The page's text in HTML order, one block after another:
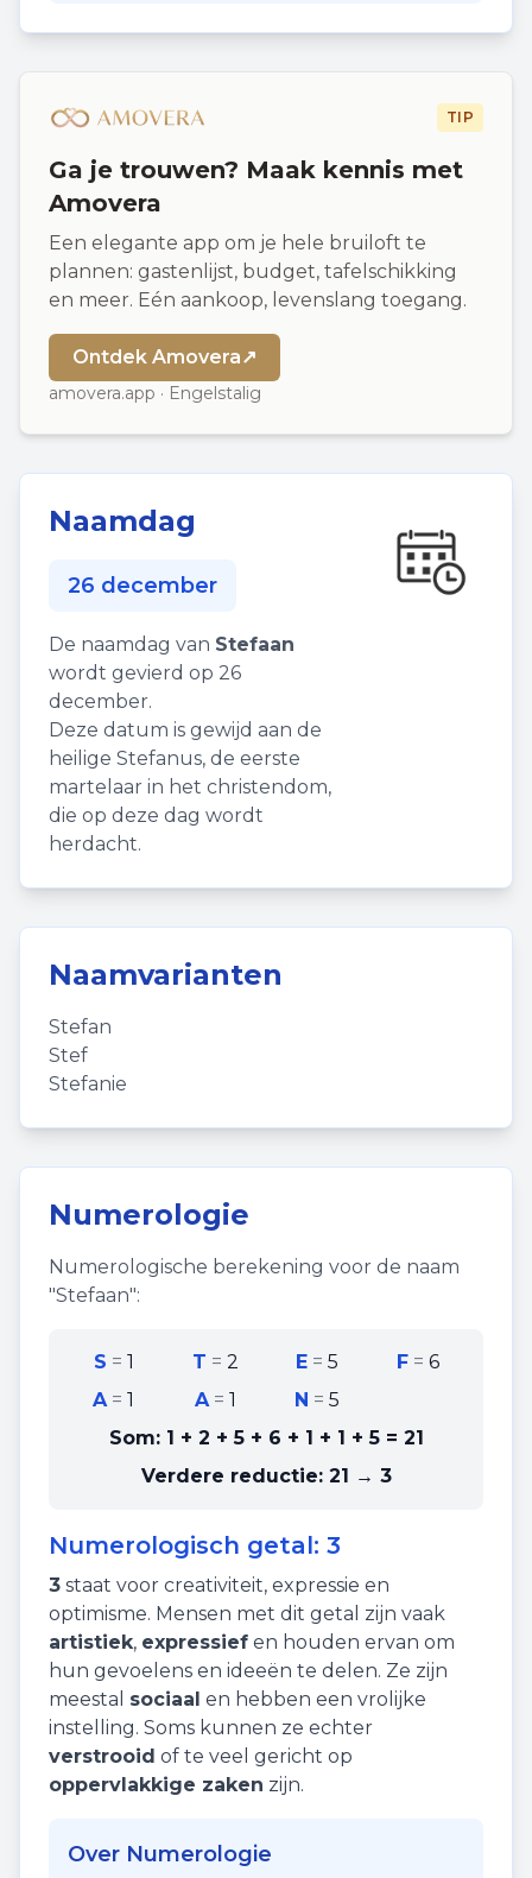
TIP
Ga je trouwen? Maak kennis met
Amovera
Een elegante app om je hele bruiloft te
plannen: gastenlijst, budget, tafelschikking
en meer. Eén aankoop, levenslang toegang.
Ontdek Amovera↗
amovera.app · Engelstalig
Naamdag
26 december
De naamdag van Stefaan
wordt gevierd op 26
december.
Deze datum is gewijd aan de
heilige Stefanus, de eerste
martelaar in het christendom,
die op deze dag wordt
herdacht.
Naamvarianten
Stefan
Stef
Stefanie
Numerologie
Numerologische berekening voor de naam
"Stefaan":
S = 1 T = 2 E= 5 F =6
A=1 A= 1 N = 5
Som: 1 + 2 + 5 + 6 + 1 + 1 + 5= 21
Verdere reductie: 21 → 3
Numerologisch getal: 3
3 staat voor creativiteit, expressie en
optimisme. Mensen met dit getal zijn vaak
artistiek, expressief en houden ervan om
hun gevoelens en ideeën te delen. Ze zijn
meestal sociaal en hebben een vrolijke
instelling. Soms kunnen ze echter
verstrooid of te veel gericht op
oppervlakkige zaken zijn.
Over Numerologie